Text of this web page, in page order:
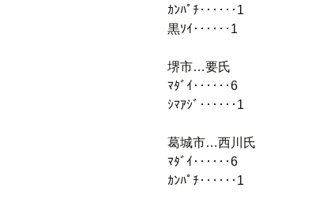
ｶﾝﾊﾟﾁ‥‥‥1
黒ｿｲ‥‥‥1
堺市…要氏
ﾏﾀﾞｲ‥‥‥6
ｼﾏｱｼﾞ‥‥‥1
葛城市…西川氏
ﾏﾀﾞｲ‥‥‥6
ｶﾝﾊﾟﾁ‥‥‥1